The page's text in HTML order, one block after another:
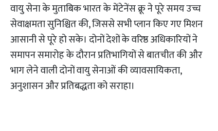
वायु सेना के मुताबिक भारत के मेंटेनेंस क्रू ने पूरे समय उच्च
सेवाक्षमता सुनिश्चित की, जिससे सभी प्लान किए गए मिशन
आसानी से पूरे हो सके। दोनों देशों के वरिष्ठ अधिकारियों ने
समापन समारोह के दौरान प्रतिभागियों से बातचीत की और
भाग लेने वाली दोनों वायु सेनाओं की व्यावसायिकता,
अनुशासन और प्रतिबद्धता को सराहा।